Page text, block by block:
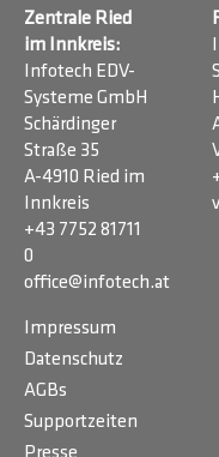
Zentrale Ried
im Innkreis:
Infotech EDV-
Systeme GmbH
Schärdinger
Straße 35
A-4910 Ried im
Innkreis
+43 7752 81711
0
office@infotech.at
Impressum
Datenschutz
AGBs
Supportzeiten